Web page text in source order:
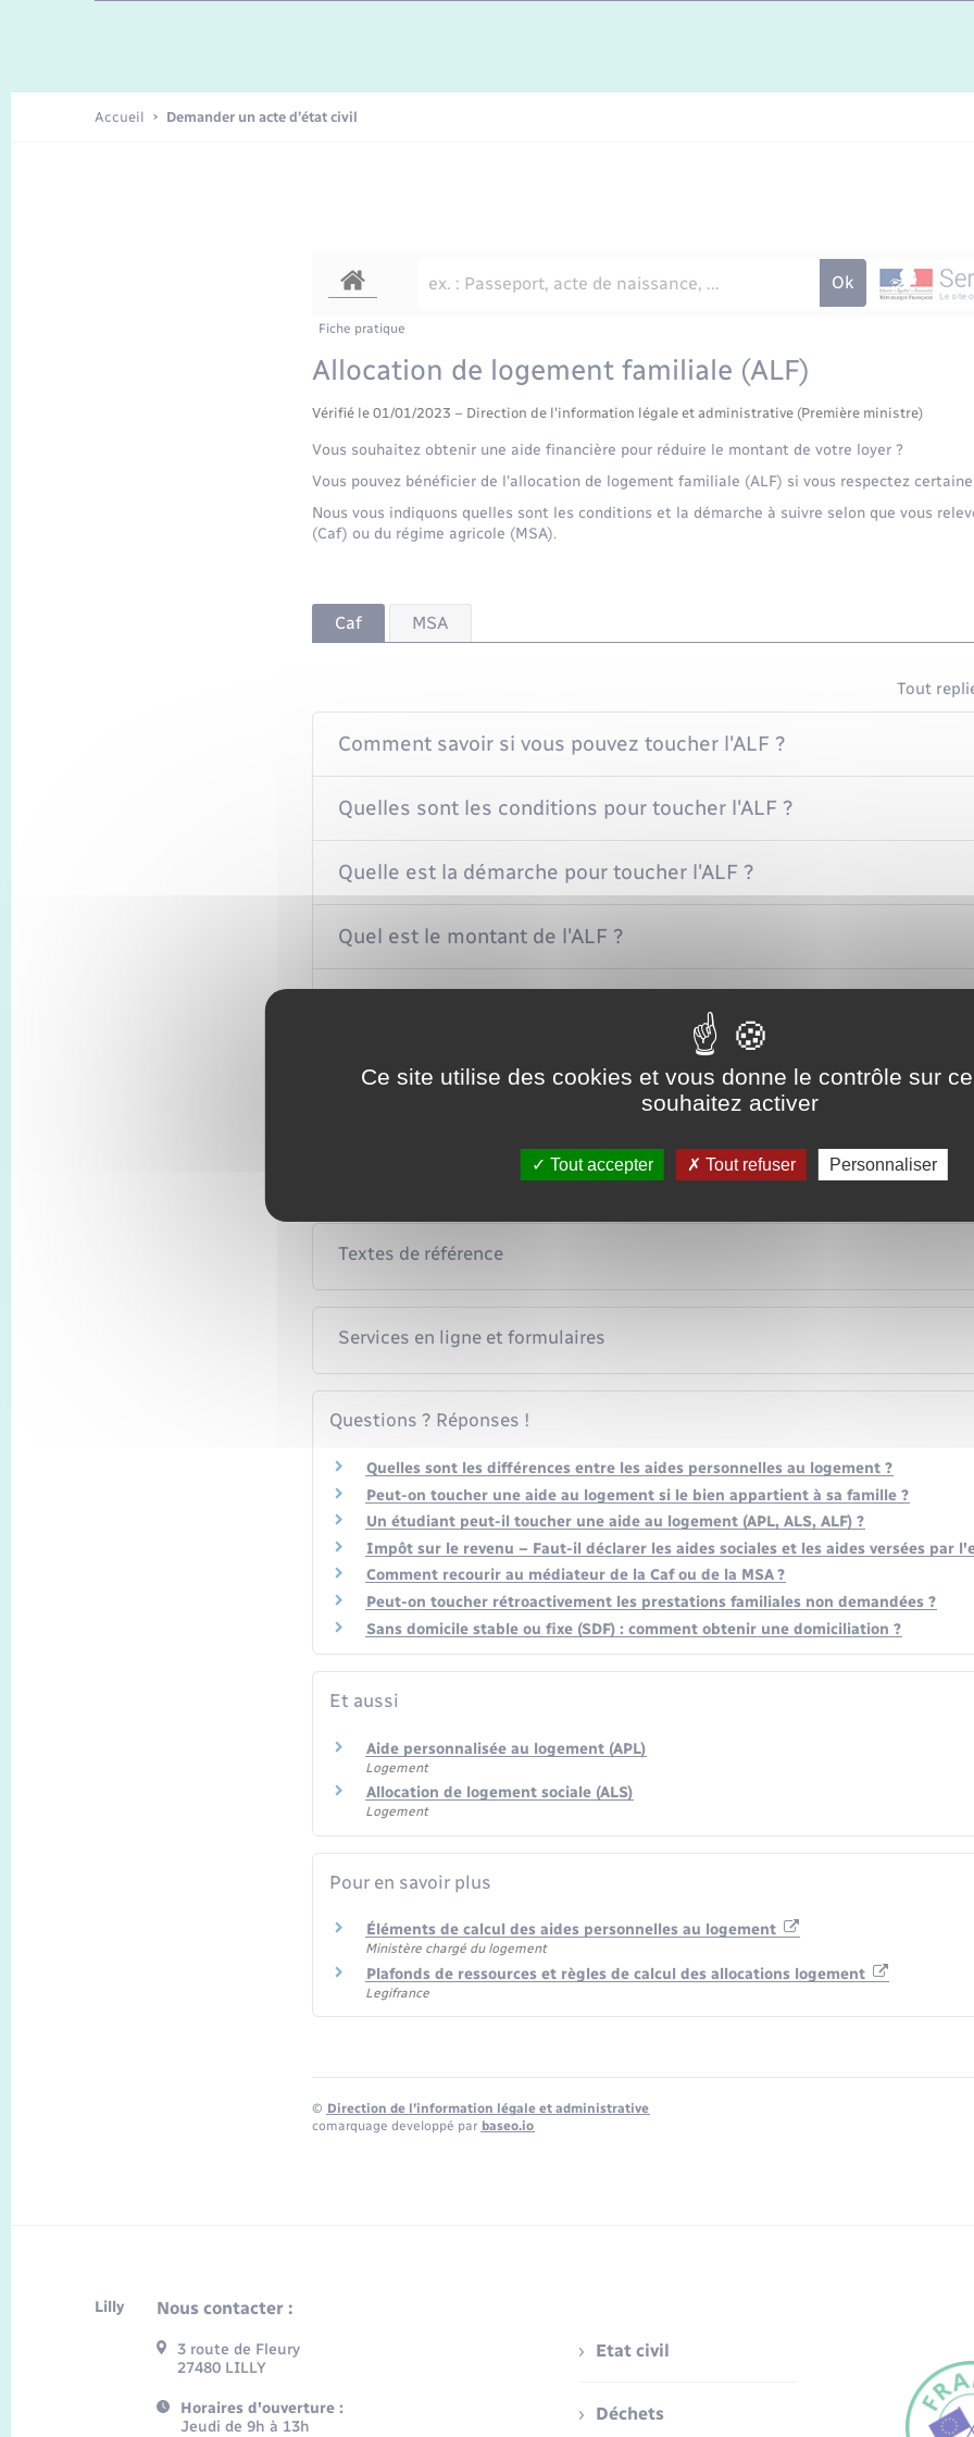
Enfants – Jeunes
Accueil Demander un acte d’état civil
Fiche pratique
Allocation de logement familiale (ALF)
Vérifié le 01/01/2023 – Direction de l'information légale et administrative (Première ministre)
Vous souhaitez obtenir une aide financière pour réduire le montant de votre loyer ?
Vous pouvez bénéficier de l'allocation de logement familiale (ALF) si vous respectez
Nous vous indiquons quelles sont les conditions et la démarche à suivre selon que vous
(Caf) ou du régime agricole (MSA).
Caf MSA
Tout
Comment savoir si vous pouvez toucher l'ALF ?
Quelles sont les conditions pour toucher l'ALF ?
Quelle est la démarche pour toucher l'ALF ?
Quel est le montant de l'ALF ?
Que faire en cas de changement dans votre situation ?
Textes de référence
Services en ligne et formulaires
Questions ? Réponses !
Quelles sont les différences entre les aides personnelles au logement ?
Peut-on toucher une aide au logement si le bien appartient à sa famille ?
Un étudiant peut-il toucher une aide au logement (APL, ALS, ALF) ?
Impôt sur le revenu – Faut-il déclarer les aides sociales et les aides versées par
Comment recourir au médiateur de la Caf ou de la MSA ?
Peut-on toucher rétroactivement les prestations familiales non demandées ?
Sans domicile stable ou fixe (SDF) : comment obtenir une domiciliation ?
Et aussi
Aide personnalisée au logement (APL)
Logement
Allocation de logement sociale (ALS)
Logement
Pour en savoir plus
Éléments de calcul des aides personnelles au logement
Ministère chargé du logement
Plafonds de ressources et règles de calcul des allocations logement
Legifrance
© Direction de l’information légale et administrative
comarquage developpé par baseo.io
Lilly Nous contacter :
3 route de Fleury
27480 LILLY
Horaires d'ouverture :
Jeudi de 9h à 13h
Etat civil
Déchets
Ce site utilise des cookies et vous donne le contrôle sur
souhaitez activer
Tout accepter Tout refuser Personnaliser